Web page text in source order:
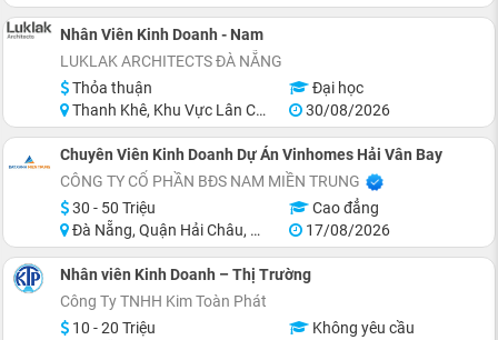
Nhân Viên Kinh Doanh - Nam
LUKLAK ARCHITECTS ĐÀ NẴNG
Thỏa thuận
Đại học
Thanh Khê, Khu Vực Lân Cận Đà Nẵng
30/08/2026
Chuyên Viên Kinh Doanh Dự Án Vinhomes Hải Vân Bay
CÔNG TY CỔ PHẦN BĐS NAM MIỀN TRUNG
30 - 50 Triệu
Cao đẳng
Đà Nẵng, Quận Hải Châu, Quận Sơn Trà, Quận Ngũ Hành Sơn, Huyện Hòa Vang, Khu vực lân cận Đà Nẵng
17/08/2026
Nhân viên Kinh Doanh – Thị Trường
Công Ty TNHH Kim Toàn Phát
10 - 20 Triệu
Không yêu cầu